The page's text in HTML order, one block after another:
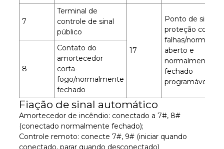
7
Terminal de
controle de sinal
público
17
Ponto de sinal
proteção contra
falhas/
aberto e
normalmente
fechado
programável
8
Contato do
amortecedor
corta-
fogo/normalmente
fechado
Fiação de sinal automático
Amortecedor de incêndio: conectado a 7#, 8#
(conectado normalmente fechado);
Controle remoto: conecte 7#, 9# (iniciar quando
conectado, parar quando desconectado)